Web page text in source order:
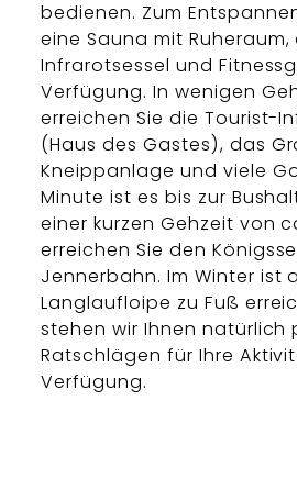
bedienen. Zum
eine Sauna mit Ruheraum,
Infrarotsessel und
Verfügung. In wenigen
erreichen Sie die Tourist-
(Haus des Gastes), das
Kneippanlage und viele
Minute ist es bis zur
einer kurzen Gehzeit von
erreichen Sie den
Jennerbahn. Im Winter ist
Langlaufloipe zu Fuß
stehen wir Ihnen natürlich
Ratschlägen für Ihre
Verfügung.